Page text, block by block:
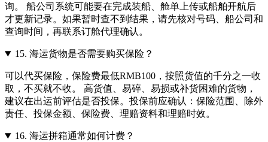
询。 船公司系统可能要在完成装船、舱单上传或船舶开航后
才更新记录。如果暂时查不到结果，请先核对号码、船公司和
查询时间，再联系订舱代理确认。
15. 海运货物是否需要购买保险？
可以代买保险，保险费最低RMB100，按照货值的千分之一收
取，不买就不收。 高货值、易碎、易损或补货困难的货物，
建议在出运前评估是否投保。投保前应确认：保险范围、除外
责任、投保金额、保险费、理赔资料和理赔时效。
16. 海运拼箱通常如何计费？